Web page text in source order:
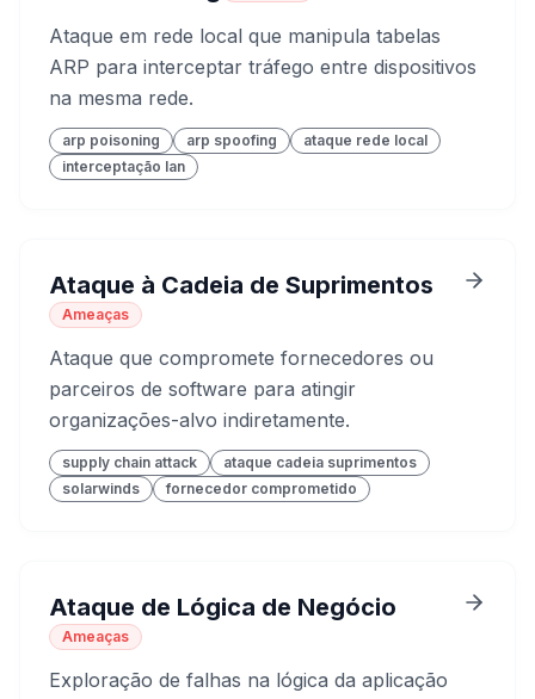
Ataque em rede local que manipula tabelas
ARP para interceptar tráfego entre dispositivos
na mesma rede.
arp poisoning arp spoofing
ataque rede local
interceptação lan
Ataque à Cadeia de Suprimentos
Ameaças
Ataque que compromete fornecedores ou
parceiros de software para atingir
organizações-alvo indiretamente.
supply chain attack
ataque cadeia suprimentos
solarwinds
fornecedor comprometido
Ataque de Lógica de Negócio
Ameaças
Exploração de falhas na lógica da aplicação